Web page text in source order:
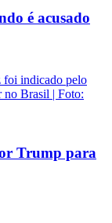
é acusado
Trump para